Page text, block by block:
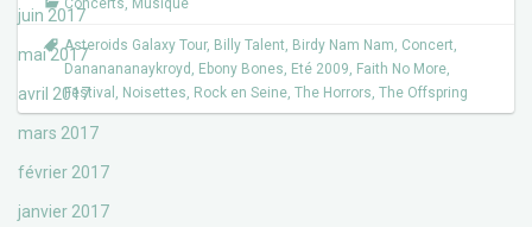
juin 2017
mai 2017
avril 2017
mars 2017
février 2017
janvier 2017
Concerts, Musique
Asteroids Galaxy Tour, Billy Talent, Birdy Nam Nam, Concert,
Dananananaykroyd , Ebony Bones, Eté 2009, Faith No More,
Festival , Noisettes, Rock en Seine, The Horrors, The Offspring